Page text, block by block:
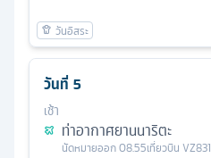
วันที่ 5
เช้า
ท่าอากาศยานนาริตะ
นัดหมายออก08.55เที่ยวบิน VZ831